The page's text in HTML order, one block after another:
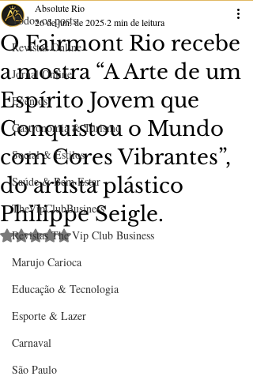
Todos os posts
Revistas Online
Jornal Online
Eventos
Gastronomia & Turismo
Social & Estilos
Saúde & Bem Estar
TheVipClubBusiness
Revistas The Vip Club Business
Marujo Carioca
Educação & Tecnologia
Esporte & Lazer
Carnaval
São Paulo
O Fairmont Rio recebe
a mostra “A Arte de um
Espírito Jovem que
Conquistou o Mundo
com Cores Vibrantes”,
do artista plástico
Philippe Seigle.
Absolute Rio
26 de jun. de 20252 min de leitura
Avaliado com NaN de 5 estrelas.